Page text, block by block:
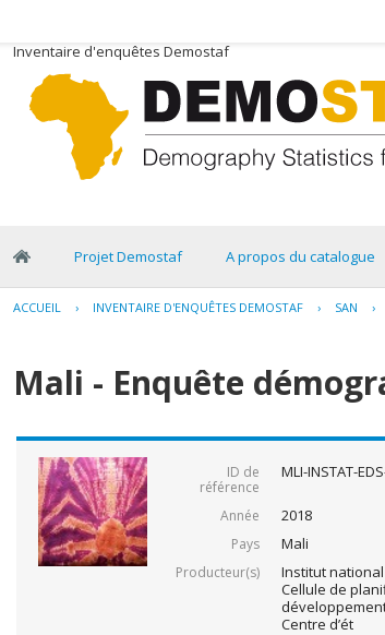
Inventaire d'enquêtes Demostaf
Projet Demostaf A propos du catalogue
ACCUEIL › INVENTAIRE D'ENQUÊTES DEMOSTAF › SAN ›
Mali - Enquête
ID de
référence
MLI-INSTAT-
Année 2018
Pays Mali
Producteur(s)
Institut national
Cellule de
Centre d’ét